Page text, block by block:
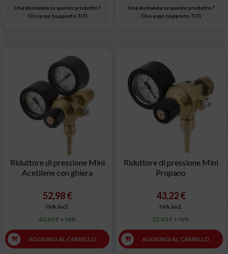
Una domanda su questo prodotto ?
Clicca qui (supporto 7/7)
Una domanda su questo prodotto ?
Clicca qui (supporto 7/7)
Riduttore di pressione Mini
Acetilene con ghiera
52,98 €
IVA incl.
43,43 € + IVA
AGGIUNGI AL CARRELLO
Riduttore di pressione Mini
Propano
43,22 €
IVA incl.
35,43 € + IVA
AGGIUNGI AL CARRELLO